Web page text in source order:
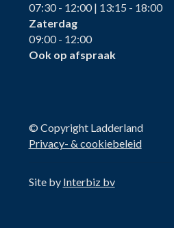
07:30 - 12:00 | 13:15 - 18:00
Zaterdag
09:00 - 12:00
Ook op afspraak
© Copyright Ladderland
Privacy- & cookiebeleid
Site by Interbiz bv